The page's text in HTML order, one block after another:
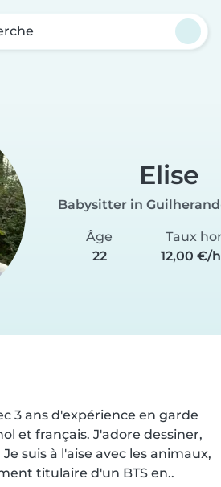
Elise
Babysitter in
Âge
22
Taux
12,00 €/
3 ans d'expérience en garde
et français. J'adore dessiner,
suis à l'aise avec les animaux,
titulaire d'un BTS en..